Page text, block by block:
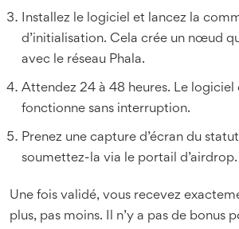
Installez le logiciel et lancez la
d’initialisation. Cela crée un nœud
avec le réseau Phala.
Attendez 24 à 48 heures. Le logiciel
fonctionne sans interruption.
Prenez une capture d’écran du
soumettez-la via le portail d’airdrop.
Une fois validé, vous recevez
plus, pas moins. Il n’y a pas de bonus